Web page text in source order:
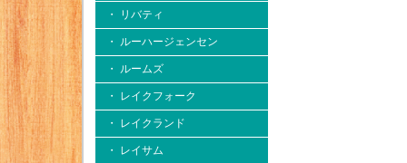
・ リバティ
・ ルーハージェンセン
・ ルームズ
・ レイクフォーク
・ レイクランド
・ レイサム